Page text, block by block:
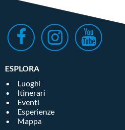
ESPLORA
Luoghi
Itinerari
Eventi
Esperienze
Mappa